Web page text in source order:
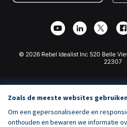
Affiliate Partnerschap
Webflow Donatie App
Joomla Donatie
© 2026 Rebel Idealist Inc 520 Belle
22307
Zoals de meeste websites
Om een gepersonaliseerde en
onthouden en bewaren we informatie